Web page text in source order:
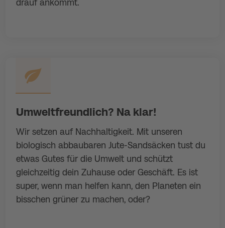
drauf ankommt.
Umweltfreundlich? Na klar!
Wir setzen auf Nachhaltigkeit. Mit unseren
biologisch abbaubaren Jute-Sandsäcken tust du
etwas Gutes für die Umwelt und schützt
gleichzeitig dein Zuhause oder Geschäft. Es ist
super, wenn man helfen kann, den Planeten ein
bisschen grüner zu machen, oder?